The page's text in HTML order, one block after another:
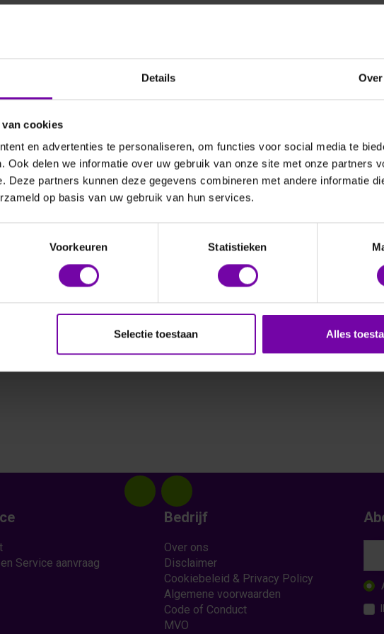
Details Over
cookies
en advertenties te personaliseren, om functies voor social media te
Ook delen we informatie over uw gebruik van onze site met onze partners
Deze partners kunnen deze gegevens combineren met andere informatie
op basis van uw gebruik van hun services.
Voorkeuren Statistieken
Selectie toestaan Alles
RH
datalogger voor
en temperatuur
FOURTEC
LITE5032P-EXT
Microlite datalogger met
externe voeler
FOURTEC
LITE5032P-V
Service aanvraag
Bedrijf
Over ons
Disclaimer
Cookiebeleid & Privacy Policy
Algemene voorwaarden
Code of Conduct
MVO